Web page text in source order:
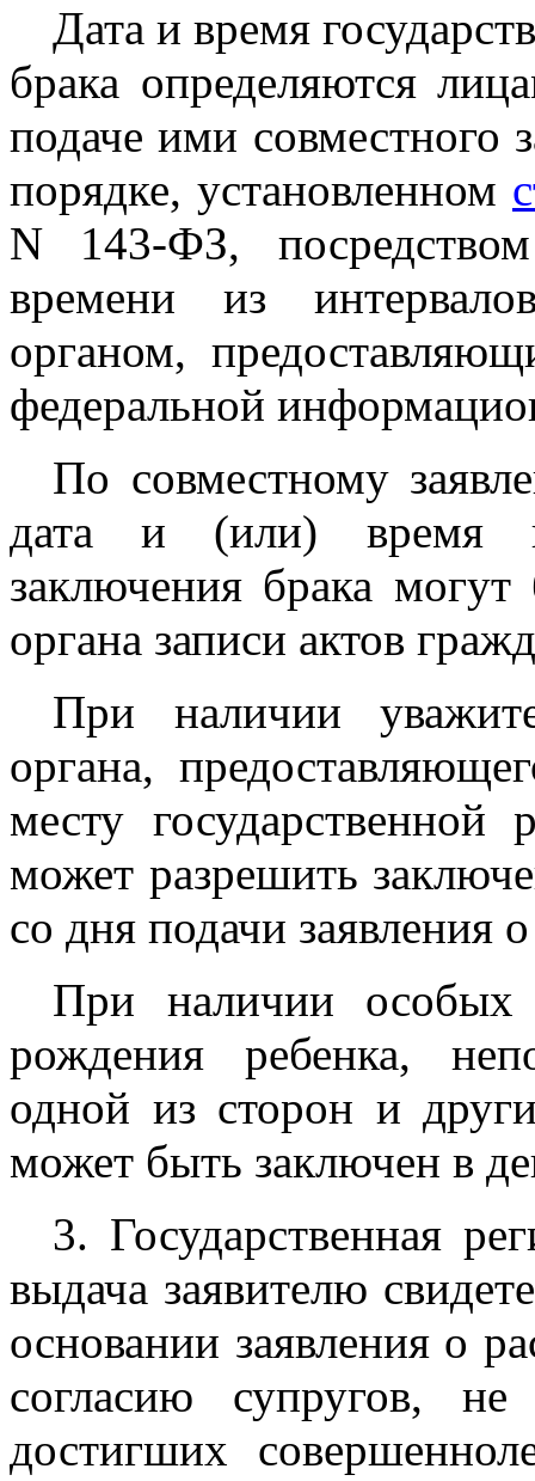
Дата и время
брака определяются
подаче ими совместного
порядке, установленном
N 143-ФЗ,
времени из
органом,
федеральной
По совместному
дата и (или) время
заключения брака
органа записи актов
При наличии
органа,
месту государственной
может разрешить
со дня подачи заявления
При наличии особых
рождения ребенка,
одной из сторон и
может быть заключен в
3. Государственная
выдача заявителю
основании заявления о
согласию супругов,
достигших